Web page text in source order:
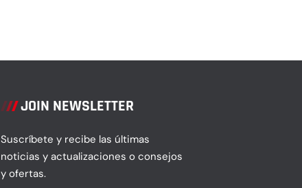
JOIN NEWSLETTER
Suscríbete y recibe las últimas
noticias y actualizaciones o consejos
y ofertas.